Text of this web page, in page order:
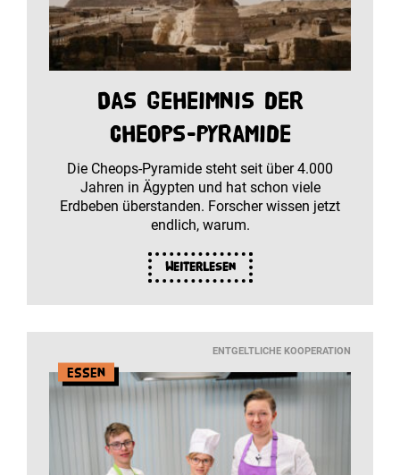
Das Geheimnis der
Cheops-Pyramide
Die Cheops-Pyramide steht seit über 4.000
Jahren in Ägypten und hat schon viele
Erdbeben überstanden. Forscher wissen jetzt
endlich, warum.
Weiterlesen
ENTGELTLICHE KOOPERATION
Essen